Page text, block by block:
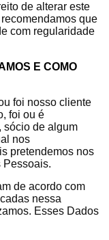
de alterar este
que
com regularidade
E COMO
foi nosso cliente
foi ou é
sócio de algum
nos
pretendemos nos
Pessoais.
de acordo com
nessa
Esses Dados